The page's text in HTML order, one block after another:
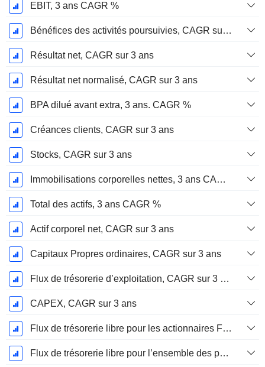
EBIT, 3 ans CAGR %
Bénéfices des activités poursuivies, CAGR sur 3 ans
Résultat net, CAGR sur 3 ans
Résultat net normalisé, CAGR sur 3 ans
BPA dilué avant extra, 3 ans. CAGR %
Créances clients, CAGR sur 3 ans
Stocks, CAGR sur 3 ans
Immobilisations corporelles nettes, 3 ans CAGR %
Total des actifs, 3 ans CAGR %
Actif corporel net, CAGR sur 3 ans
Capitaux Propres ordinaires, CAGR sur 3 ans
Flux de trésorerie d’exploitation, CAGR sur 3 ans
CAPEX, CAGR sur 3 ans
Flux de trésorerie libre pour les actionnaires FCFE, CAGR sur 3 ans
Flux de trésorerie libre pour l’ensemble des pourvoyeurs de fonds (créanciers et actionnaires) FCFF, CAGR sur 3 ans